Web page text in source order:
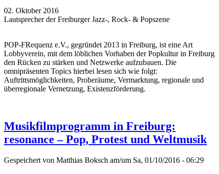
02. Oktober 2016
Lautsprecher der Freiburger Jazz-, Rock- & Popszene
POP-FRequenz e.V., gegründet 2013 in Freiburg, ist eine Art
Lobbyverein, mit dem löblichen Vorhaben der Popkultur in Freiburg
den Rücken zu stärken und Netzwerke aufzubauen. Die
omnipräsenten Topics hierbei lesen sich wie folgt:
Auftrittsmöglichkeiten, Proberäume, Vermarktung, regionale und
überregionale Vernetzung, Existenzförderung.
Musikfilmprogramm in Freiburg:
resonance – Pop, Protest und Weltmusik
Gespeichert von Matthias Boksch am/um Sa, 01/10/2016 - 06:29